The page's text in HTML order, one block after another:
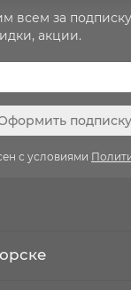
всем за
акции.
подписку
с условиями